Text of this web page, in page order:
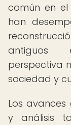
común en el
han
antiguos
perspectiva
sociedad y
Los
y análisis